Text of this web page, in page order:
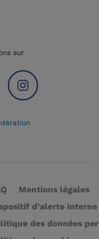
sur
Mentions légales
d’alerte interne
des données